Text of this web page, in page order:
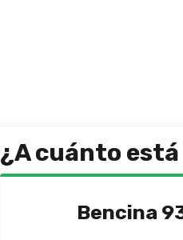
¿A cuánto
Bencina